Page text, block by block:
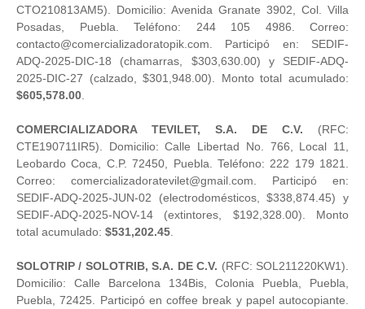
CTO210813AM5). Domicilio: Avenida Granate 3902, Col. Villa
Posadas, Puebla. Teléfono: 244 105 4986. Correo:
contacto@comercializadoratopik.com. Participó en: SEDIF-
ADQ-2025-DIC-18 (chamarras, $303,630.00) y SEDIF-ADQ-
2025-DIC-27 (calzado, $301,948.00). Monto total acumulado:
$605,578.00
COMERCIALIZADORA TEVILET, S.A. DE C.V. (RFC:
CTE190711IR5). Domicilio: Calle Libertad No. 766, Local 11,
Leobardo Coca, C.P. 72450, Puebla. Teléfono: 222 179 1821.
Correo: comercializadoratevilet@gmail.com. Participó en:
SEDIF-ADQ-2025-JUN-02 (electrodomésticos, $338,874.45) y
SEDIF-ADQ-2025-NOV-14 (extintores, $192,328.00). Monto
total acumulado: $531,202.45
SOLOTRIP / SOLOTRIB, S.A. DE C.V. (RFC: SOL211220KW1).
Domicilio: Calle Barcelona 134Bis, Colonia Puebla, Puebla,
Puebla, 72425. Participó en coffee break y papel autocopiante.